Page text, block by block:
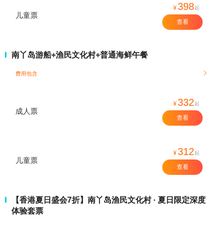
儿童票
¥398起
查看
南丫岛游船+渔民文化村+普通海鲜午餐
费用包含 
成人票
¥332 起
查看
儿童票
¥312 起
查看
【香港夏日盛会7折】南丫岛渔民文化村 · 夏日限定深度
体验套票